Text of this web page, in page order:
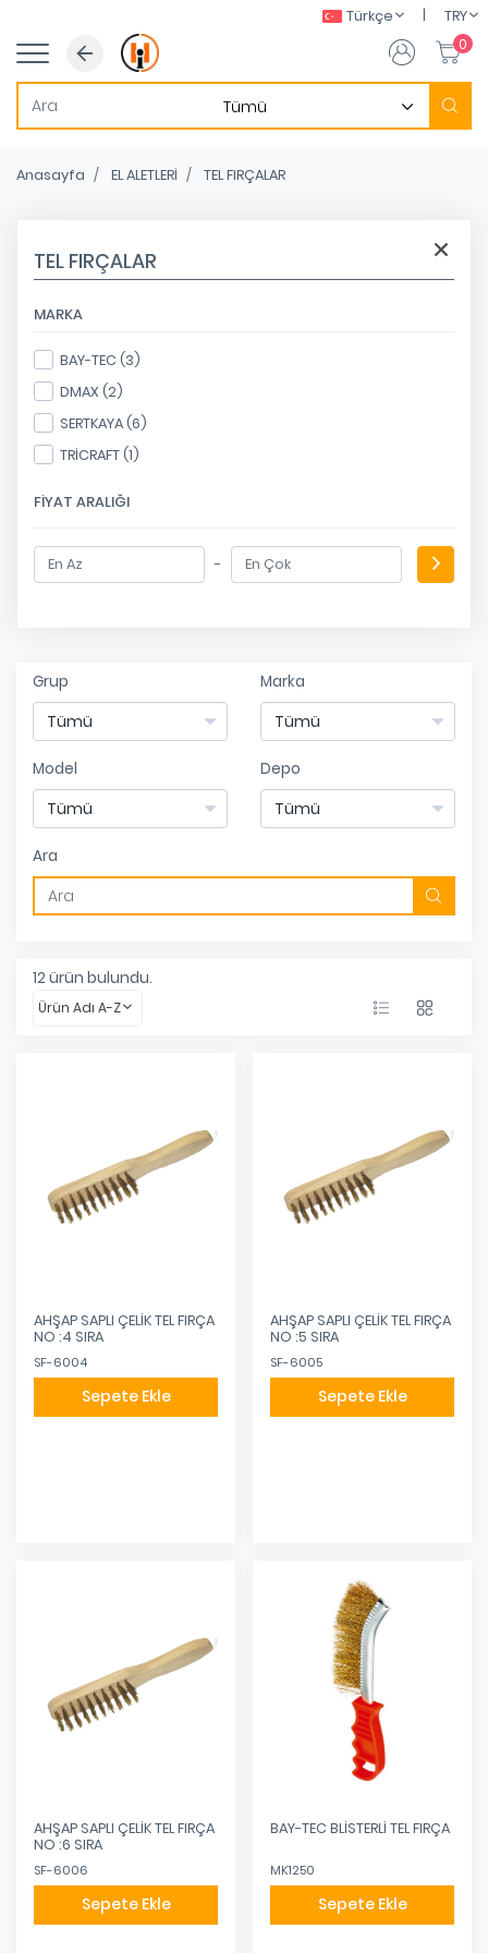
Türkçe |
TRY
0
Anasayfa EL ALETLERİ TEL FIRÇALAR
TEL FIRÇALAR
MARKA
BAY-TEC (3)
DMAX (2)
SERTKAYA (6)
TRİCRAFT (1)
FIYAT ARALIĞI
-
Grup Marka
Model Depo
Ara
12 ürün bulundu.
Ürün Adı A-Z
AHŞAP SAPLI ÇELİK TEL FIRÇA
NO :4 SIRA
SF-6004
Sepete Ekle
AHŞAP SAPLI ÇELİK TEL FIRÇA
NO :5 SIRA
SF-6005
Sepete Ekle
AHŞAP SAPLI ÇELİK TEL FIRÇA
NO :6 SIRA
SF-6006
Sepete Ekle
BAY-TEC BLİSTERLİ TEL FIRÇA
MK1250
Sepete Ekle